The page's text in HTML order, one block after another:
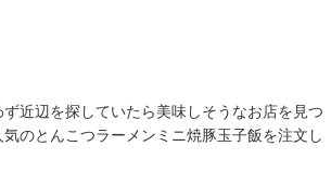
近辺を探していたら美味しそうなお店を見つ
のとんこつラーメンミニ焼豚玉子飯を注文し